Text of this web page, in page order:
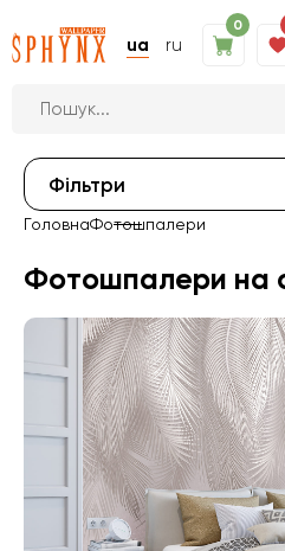
ua ru
0
Фiльтри
ГоловнаФотошпалери
Фотошпалери на